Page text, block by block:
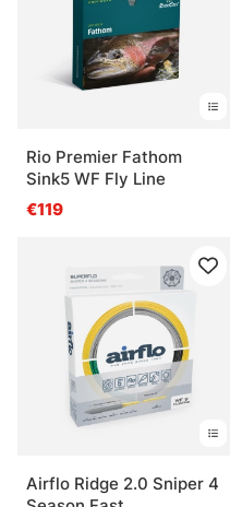
Rio Premier Fathom
Sink5 WF Fly Line
€119
Airflo Ridge 2.0 Sniper 4